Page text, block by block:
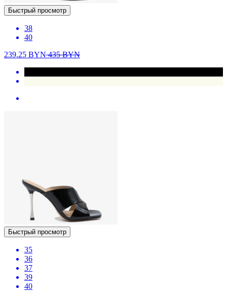
Быстрый просмотр
38
40
239.25 BYN435BYN
Быстрый просмотр
35
36
37
39
40